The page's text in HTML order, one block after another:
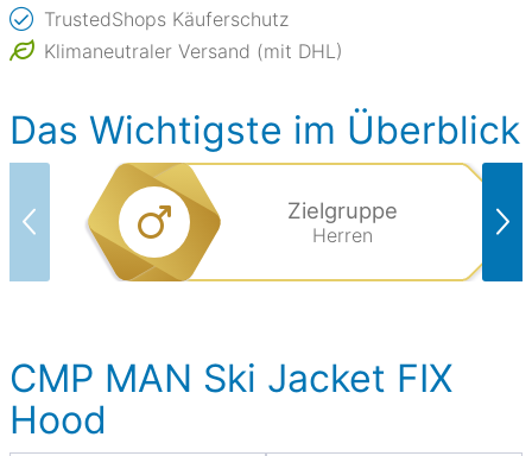
TrustedShops Käuferschutz
Klimaneutraler Versand (mit DHL)
Das Wichtigste im Überblick
Zielgruppe
Herren
CMP MAN Ski Jacket FIX
Hood